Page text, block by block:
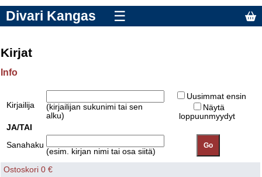
Divari Kangas ☰
Kirjat
Info
Kirjailija
(kirjailijan sukunimi tai sen
alku)
Uusimmat ensin
Näytä
loppuunmyydyt
JA/TAI
Sanahaku
(esim. kirjan nimi tai osa siitä)
Ostoskori 0 €